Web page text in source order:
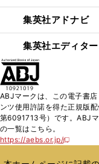
集英社アドナビ
集英社エディタ
ABJマークは、この電子書
ンツ使用許諾を得た正規版
第6091713号）です。ABJ
の一覧はこちら。
https://aebs.or.jp/
新
い